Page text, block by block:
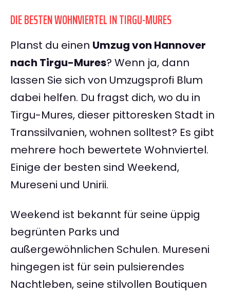
DIE BESTEN WOHNVIERTEL IN TIRGU-MURES
Planst du einen Umzug von Hannover
nach Tirgu-Mures? Wenn ja, dann
lassen Sie sich von Umzugsprofi Blum
dabei helfen. Du fragst dich, wo du in
Tirgu-Mures, dieser pittoresken Stadt in
Transsilvanien, wohnen solltest? Es gibt
mehrere hoch bewertete Wohnviertel.
Einige der besten sind Weekend,
Mureseni und Unirii.
Weekend ist bekannt für seine üppig
begrünten Parks und
außergewöhnlichen Schulen. Mureseni
hingegen ist für sein pulsierendes
Nachtleben, seine stilvollen Boutiquen